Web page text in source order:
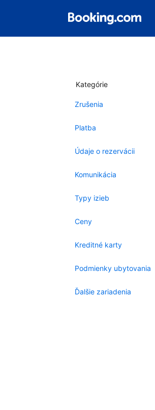
Kategórie
Zrušenia
Platba
Údaje o rezervácii
Komunikácia
Typy izieb
Ceny
Kreditné karty
Podmienky ubytovania
Ďalšie zariadenia